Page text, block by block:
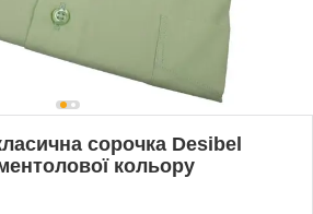
сорочка Desibel
кольору